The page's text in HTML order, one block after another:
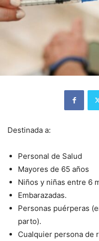
Destinada a:
Personal de Salud
Mayores de 65 años
Niños y niñas entre 6
Embarazadas.
Personas puérperas
parto).
Cualquier persona de